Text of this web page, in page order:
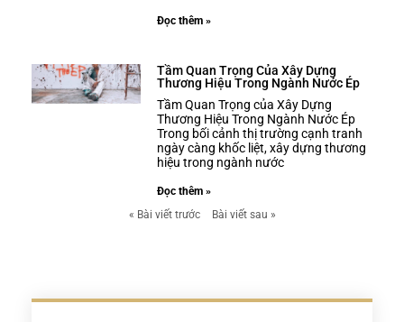
Đọc thêm »
Tầm Quan Trọng Của Xây Dựng
Thương Hiệu Trong Ngành Nước Ép
Tầm Quan Trọng của Xây Dựng
Thương Hiệu Trong Ngành Nước Ép
Trong bối cảnh thị trường cạnh tranh
ngày càng khốc liệt, xây dựng thương
hiệu trong ngành nước
Đọc thêm »
« Bài viết trước
Bài viết sau »